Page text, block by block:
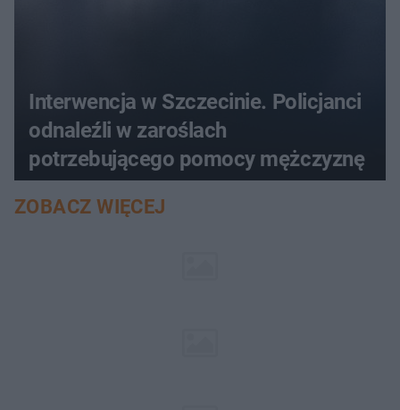
Interwencja w Szczecinie. Policjanci
odnaleźli w zaroślach
potrzebującego pomocy mężczyznę
ZOBACZ WIĘCEJ